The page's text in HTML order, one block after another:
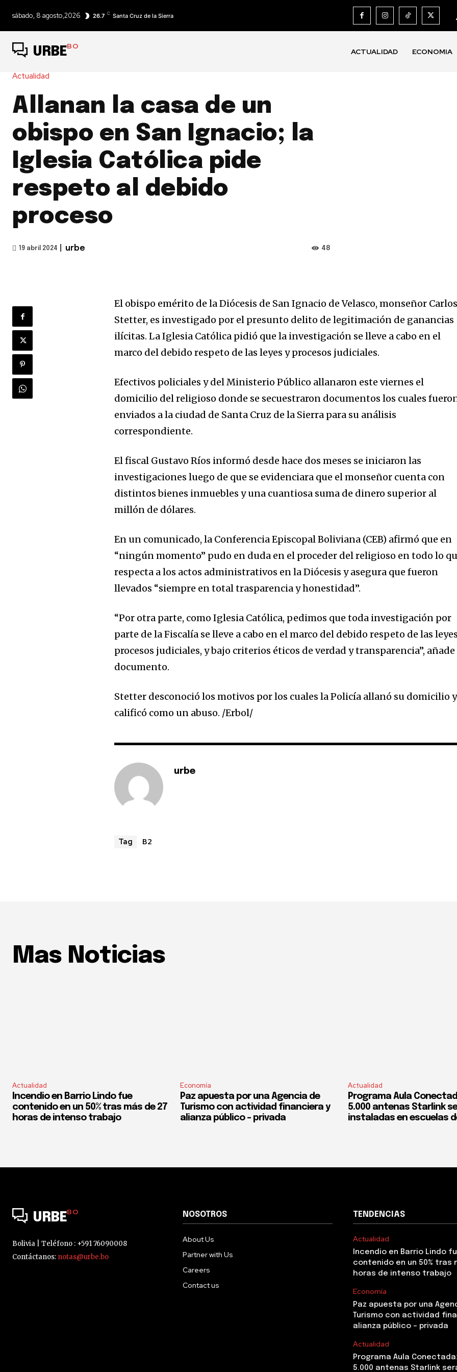
sábado, 8 agosto,2026 26.7 C Santa Cruz de la Sierra
URBEBO
ACTUALIDAD ECONOMIA
Actualidad
Allanan la casa de un
obispo en San Ignacio; la
Iglesia Católica pide
respeto al debido
proceso
19 abril 2024 urbe 48
El obispo emérito de la Diócesis de San Ignacio de Velasco, monseñor
Stetter, es investigado por el presunto delito de legitimación de ganancias
ilícitas. La Iglesia Católica pidió que la investigación se lleve a cabo en el
marco del debido respeto de las leyes y procesos judiciales.
Efectivos policiales y del Ministerio Público allanaron este viernes el
domicilio del religioso donde se secuestraron documentos los cuales
enviados a la ciudad de Santa Cruz de la Sierra para su análisis
correspondiente.
El fiscal Gustavo Ríos informó desde hace dos meses se iniciaron las
investigaciones luego de que se evidenciara que el monseñor cuenta con
distintos bienes inmuebles y una cuantiosa suma de dinero superior al
millón de dólares.
En un comunicado, la Conferencia Episcopal Boliviana (CEB) afirmó que en
“ningún momento” pudo en duda en el proceder del religioso en todo lo
respecta a los actos administrativos en la Diócesis y asegura que fueron
llevados “siempre en total trasparencia y honestidad”.
“Por otra parte, como Iglesia Católica, pedimos que toda investigación por
parte de la Fiscalía se lleve a cabo en el marco del debido respeto de las
procesos judiciales, y bajo criterios éticos de verdad y transparencia”, añade
documento.
Stetter desconoció los motivos por los cuales la Policía allanó su domicilio
calificó como un abuso. /Erbol/
urbe
Tag B2
Mas Noticias
Actualidad
Incendio en Barrio Lindo fue
contenido en un 50% tras más de 27
horas de intenso trabajo
Economía
Paz apuesta por una Agencia de
Turismo con actividad financiera y
alianza público – privada
Actualidad
Programa Aula
5.000 antenas Starlink
instaladas en escuelas
URBEBO
Bolivia | Teléfono : +591 76090008
Contáctanos: notas@urbe.bo
NOSOTROS
About Us
Partner with Us
Careers
Contact us
TENDENCIAS
Actualidad
Incendio en Barrio Lindo
contenido en un 50% tras
horas de intenso trabajo
Economía
Paz apuesta por una
Turismo con actividad
alianza público – privada
Actualidad
Programa Aula
5.000 antenas Starlink